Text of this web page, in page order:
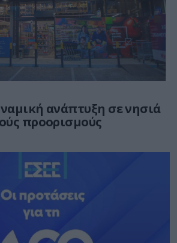
ανάπτυξη σε νησιά
προορισμούς